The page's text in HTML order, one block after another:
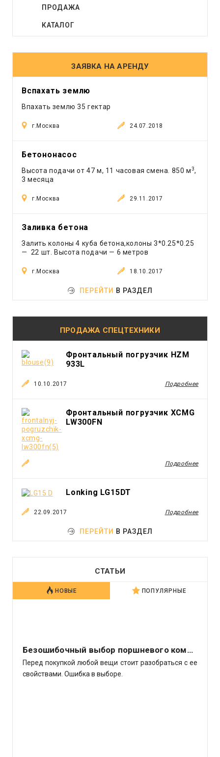
Виброплита
Генератор
Грейдер
Лесовоз
Манипулятор
Самосвал
Трактор
Эвакуатор
Экскаватор
Экскаватор - погрузчик
ПРОДАЖА
КАТАЛОГ
ЗАЯВКА НА АРЕНДУ
Вспахать землю
Впахать землю 35 гектар
г.Москва 24.07.2018
Бетононасос
Высота подачи от 47 м, 11 часовая смена. 850 м3,
3 месяца
г.Москва 29.11.2017
Заливка бетона
Залить колоны 4 куба бетона,колоны 3*0.25*0.25
— 22 шт. Высота подачи — 6 метров
г.Москва 18.10.2017
ПЕРЕЙТИ В РАЗДЕЛ
ПРОДАЖА СПЕЦТЕХНИКИ
Фронтальный погрузчик HZM
933L
10.10.2017 Подробнее
Фронтальный погрузчик XCMG
LW300FN
Подробнее
Lonking LG15DT
22.09.2017 Подробнее
ПЕРЕЙТИ В РАЗДЕЛ
СТАТЬИ
НОВЫЕ ПОПУЛЯРНЫЕ
Безошибочный выбор поршневого компрессора
Перед покупкой любой вещи стоит разобраться с ее
свойствами. Ошибка в выборе.